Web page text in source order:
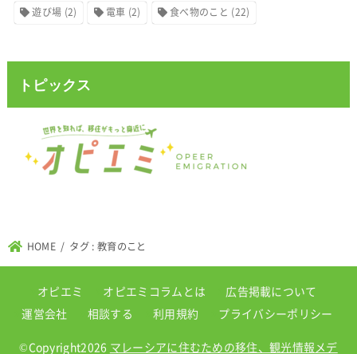
遊び場 (2) 電車 (2) 食べ物のこと (22)
トピックス
HOME タグ : 教育のこと
オピエミ オピエミコラムとは
広告掲載について
運営会社
相談する 利用規約 プライバシーポリシー
©Copyright2026 マレーシアに住むための移住、観光情報メデ